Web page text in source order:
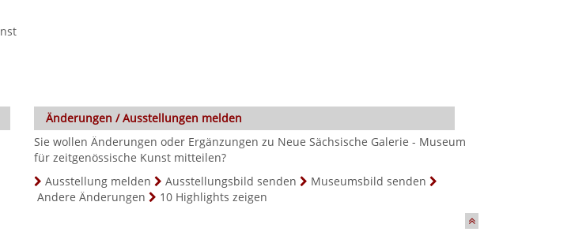
Änderungen / Ausstellungen melden
Sie wollen Änderungen oder Ergänzungen zu Neue Sächsische Galerie - Museum
für zeitgenössische Kunst mitteilen?
Ausstellung melden
Ausstellungsbild senden
Museumsbild senden
Andere Änderungen
10 Highlights zeigen